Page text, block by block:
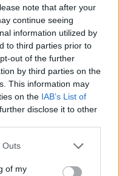
note that after your
continue seeing
information utilized by
to third parties prior to
out of the further
by third parties on the
This information may
on the IAB’s List of
disclose it to other
one or more Google
You may click to
Outs
of my
αποφεύγετε – Τα
χρειάζονται προσοχή
του Κυριάκου
ηλεκτρικά - Ποιο
μέσα στα επόμενα